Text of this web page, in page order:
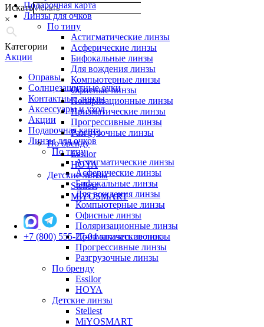
Искать
×
Категории
Акции
Оправы
Солнцезащитные очки
Контактные линзы
Аксессуары и уход
Акции
Подарочная карта
Линзы для очков
По типу
Астигматические линзы
Асферические линзы
Бифокальные линзы
Для вождения линзы
Компьютерные линзы
Офисные линзы
Поляризационные линзы
Призматические линзы
Прогрессивные линзы
Разгрузочные линзы
По бренду
Essilor
HOYA
Детские линзы
Stellest
MiYOSMART
Подарочная карта
Линзы для очков
По типу
Астигматические линзы
Асферические линзы
Бифокальные линзы
Для вождения линзы
Компьютерные линзы
Офисные линзы
Поляризационные линзы
Призматические линзы
Прогрессивные линзы
Разгрузочные линзы
По бренду
Essilor
HOYA
Детские линзы
Stellest
MiYOSMART
+7 (800) 555-27-04 заказать звонок